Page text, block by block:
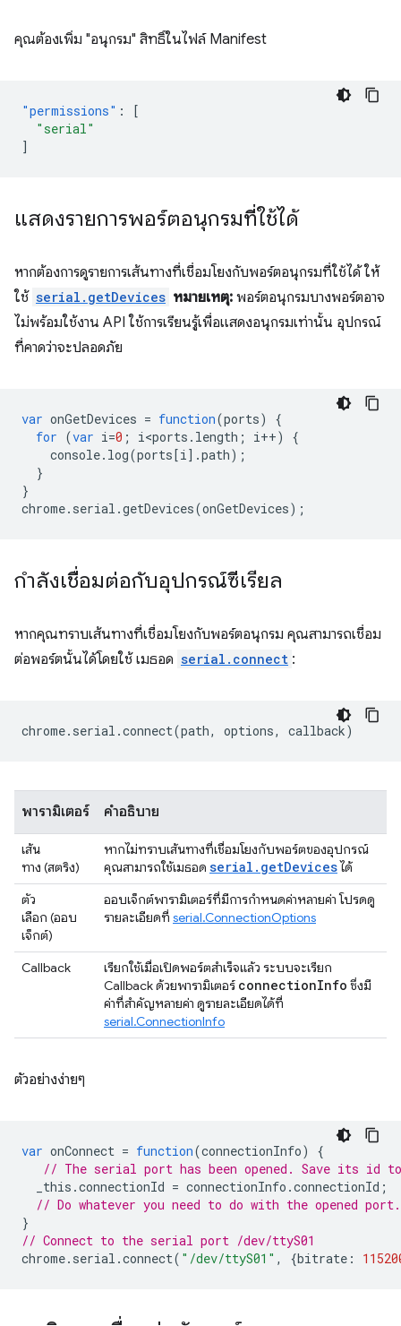
คุณต้องเพิ่ม "อนุกรม" สิทธิ์ในไฟล์ Manifest
"permissions" :
[
"serial"
]
แสดงรายการพอร์ตอนุกรมที่ใช้ได้
หากต้องการดูรายการเส้นทางที่เชื่อมโยงกับพอร์ตอนุกรมที่ใช้ได้ ให้
ใช้ serial.getDevices หมายเหตุ: พอร์ตอนุกรมบางพอร์ตอาจ
ไม่พร้อมใช้งาน API ใช้การเรียนรู้เพื่อแสดงอนุกรมเท่านั้น อุปกรณ์
ที่คาดว่าจะปลอดภัย
var onGetDevices = function(ports)
{
for (var i=0 ; i<ports . length ; i++)
{
console. log(ports[i].path);
}
}
chrome. serial .getDevices(onGetDevices);
กำลังเชื่อมต่อกับอุปกรณ์ซีเรียล
หากคุณทราบเส้นทางที่เชื่อมโยงกับพอร์ตอนุกรม คุณสามารถเชื่อม
ต่อพอร์ตนั้นได้โดยใช้ เมธอด serial.connect :
chrome. serial .connect(path, options, callback)
พารามิเตอร์ คำอธิบาย
เส้น
ทาง (สตริง)
หากไม่ทราบเส้นทางที่เชื่อมโยงกับพอร์ตของอุปกรณ์
คุณสามารถใช้เมธอด serial.getDevicesได้
ตัว
เลือก (ออบ
เจ็กต์)
ออบเจ็กต์พารามิเตอร์ที่มีการกําหนดค่าหลายค่า โปรดดู
รายละเอียดที่ serial.ConnectionOptions
Callback
เรียกใช้เมื่อเปิดพอร์ตสำเร็จแล้ว ระบบจะเรียก
Callback ด้วยพารามิเตอร์ connectionInfo ซึ่งมี
ค่าที่สำคัญหลายค่า ดูรายละเอียดได้ที่
serial.ConnectionInfo
ตัวอย่างง่ายๆ
var onConnect = function(connectionInfo)
{
// The serial port has been opened. Save its id
_this .connectionId = connectionInfo .connectionId ;
// Do whatever you need to do with the opened port.
}
// Connect to the serial port /dev/ttyS01
chrome. serial .connect( "/dev/ttyS01" , {bitrate :